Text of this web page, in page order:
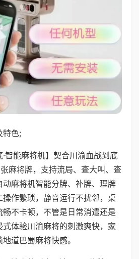
特色;
·智能麻将机】契合川渝血战到底
麻将牌，支持流局、查大叫、查
动麻将机智能分牌、补牌、理牌
作繁琐，静音运行不扰邻，桌
不卡顿，不管是日常消遣还是
体验川渝麻将的刺激爽快，家
道巴蜀麻将快感。